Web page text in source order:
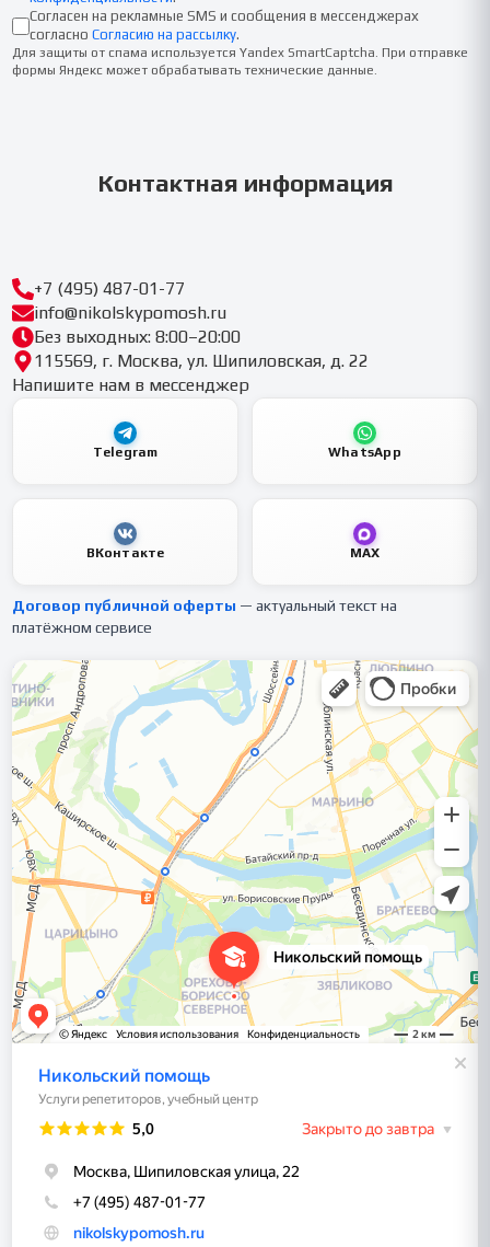
Согласен на рекламные SMS и сообщения в мессенджерах
согласно Согласию на рассылку.
Для защиты от спама используется Yandex SmartCaptcha. При отправке
формы Яндекс может обрабатывать технические данные.
Контактная информация
+7 (495) 487-01-77
info@nikolskypomosh.ru
Без выходных: 8:00–20:00
115569, г. Москва, ул. Шипиловская, д. 22
Напишите нам в мессенджер
Telegram WhatsApp
ВКонтакте MAX
Договор публичной оферты — актуальный текст на
платёжном сервисе